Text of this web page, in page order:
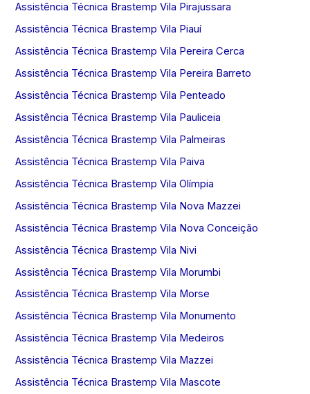
Assistência Técnica Brastemp Vila Pirajussara
Assistência Técnica Brastemp Vila Piauí
Assistência Técnica Brastemp Vila Pereira Cerca
Assistência Técnica Brastemp Vila Pereira Barreto
Assistência Técnica Brastemp Vila Penteado
Assistência Técnica Brastemp Vila Pauliceia
Assistência Técnica Brastemp Vila Palmeiras
Assistência Técnica Brastemp Vila Paiva
Assistência Técnica Brastemp Vila Olímpia
Assistência Técnica Brastemp Vila Nova Mazzei
Assistência Técnica Brastemp Vila Nova Conceição
Assistência Técnica Brastemp Vila Nivi
Assistência Técnica Brastemp Vila Morumbi
Assistência Técnica Brastemp Vila Morse
Assistência Técnica Brastemp Vila Monumento
Assistência Técnica Brastemp Vila Medeiros
Assistência Técnica Brastemp Vila Mazzei
Assistência Técnica Brastemp Vila Mascote